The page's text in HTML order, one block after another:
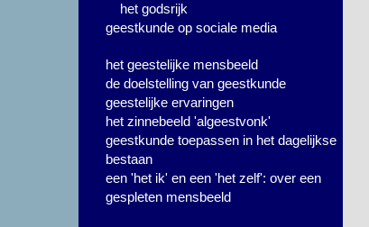
het godsrijk
geestkunde op sociale media
het geestelijke mensbeeld
de doelstelling van geestkunde
geestelijke ervaringen
het zinnebeeld 'algeestvonk'
geestkunde toepassen in het dagelijkse
bestaan
een 'het ik' en een 'het zelf': over een
gespleten mensbeeld